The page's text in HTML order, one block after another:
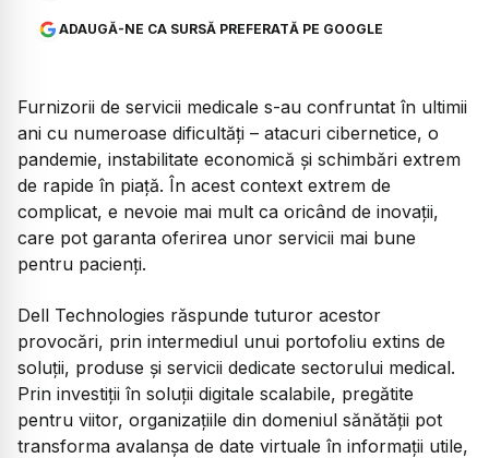
ADAUGĂ-NE CA SURSĂ PREFERATĂ PE GOOGLE
Furnizorii de servicii medicale s-au confruntat în ultimii
ani cu numeroase dificultăți – atacuri cibernetice, o
pandemie, instabilitate economică și schimbări extrem
de rapide în piață. În acest context extrem de
complicat, e nevoie mai mult ca oricând de inovații,
care pot garanta oferirea unor servicii mai bune
pentru pacienți.
Dell Technologies răspunde tuturor acestor
provocări, prin intermediul unui portofoliu extins de
soluții, produse și servicii dedicate sectorului medical.
Prin investiții în soluții digitale scalabile, pregătite
pentru viitor, organizațiile din domeniul sănătății pot
transforma avalanșa de date virtuale în informații utile,